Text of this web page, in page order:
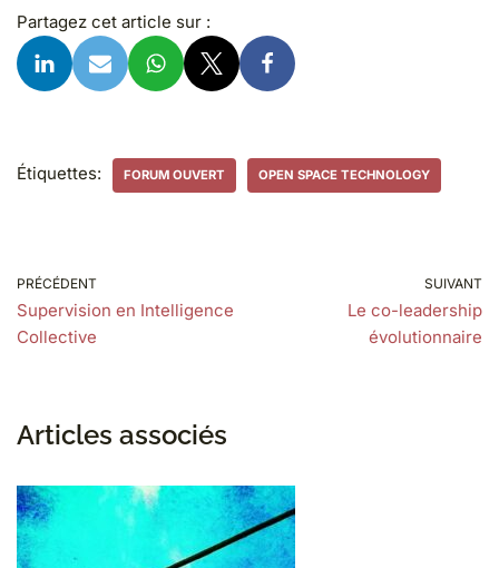
Partagez cet article sur :
Étiquettes: FORUM OUVERT OPEN SPACE TECHNOLOGY
PRÉCÉDENT
Supervision en Intelligence
Collective
SUIVANT
Le co-leadership
évolutionnaire
Articles associés